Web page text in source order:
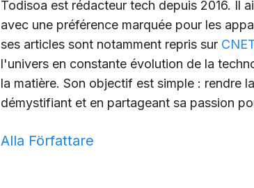
Todisoa est rédacteur tech depuis 2016. Il
avec une préférence marquée pour les
ses articles sont notamment repris sur
l'univers en constante évolution de la
la matière. Son objectif est simple : rendre
démystifiant et en partageant sa passion
Alla Författare